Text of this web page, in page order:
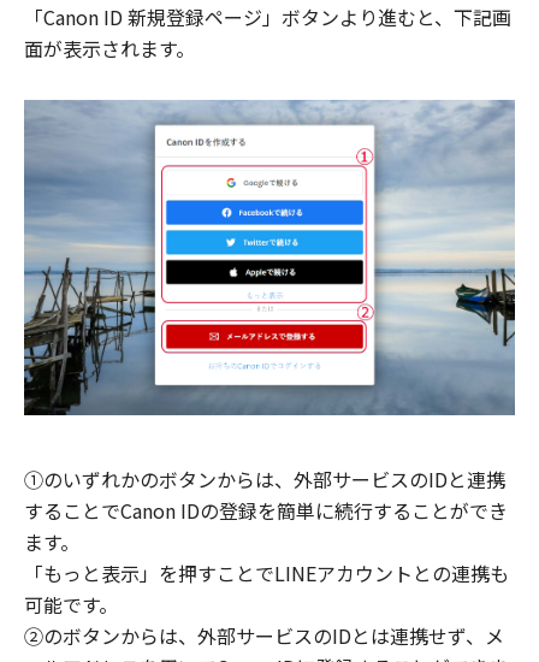
「Canon ID 新規登録ページ」ボタンより進むと、下記画
面が表示されます。
①のいずれかのボタンからは、外部サービスのIDと連携
することでCanon IDの登録を簡単に続行することができ
ます。
「もっと表示」を押すことでLINEアカウントとの連携も
可能です。
②のボタンからは、外部サービスのIDとは連携せず、メ